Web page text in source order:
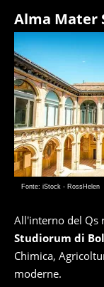
Alma Mater
Fonte: iStock - RossHelen
All'interno del Qs
Studiorum di
Chimica,
moderne.